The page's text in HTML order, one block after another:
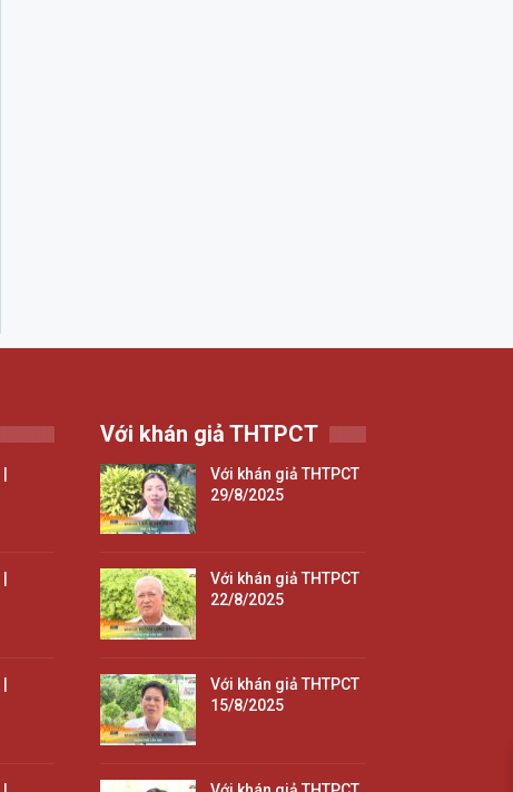
Với khán giả THTPCT
Với khán giả THTPCT
29/8/2025
Với khán giả THTPCT
22/8/2025
Với khán giả THTPCT
15/8/2025